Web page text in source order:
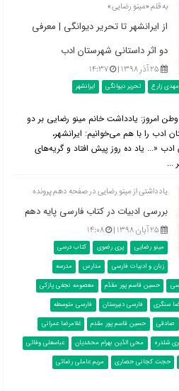
به قلم «مینو رضایی»
از ایرانشهر تا تحریر دیوانگی | معرفی
دو اثر داستانی شهرستان ادب
۲۵ آذر ۱۳۹۸ | ۱۴:۳۷
مهدی زارع تحریر دیوانگی ایرانشهر
امروز‌: یادداشت خانم مینو رضایی بر دو
ادب را با هم می‌خوانیم: ایرانشهر،
«... یاد ده روز پیش افتاد و گریه‌های
یادداشتی از مینو رضایی در صفحه دهم پرونده
بررسی ادبیات در کتاب فارسی پایه دهم
۲۵ آبان ۱۳۹۸ | ۱۴:۰۸
مینو رضایی پری رضوی
کتاب درسی
زبان و ادبیات فارسی
مدارس
مدرسه
حسین قاسم پور مقدّم
معصومه نجفی پازکی
سنگری فارسی دبیرستان
فارسی متوسطه
صادقی حسین قاسم پور مقدم
غلامرضا عمرانی
شلدره محی الدّین بهرام محمّدیان
عباسعلی وفائی
حجت کجانی حصاری
مریم عاملی رضائی